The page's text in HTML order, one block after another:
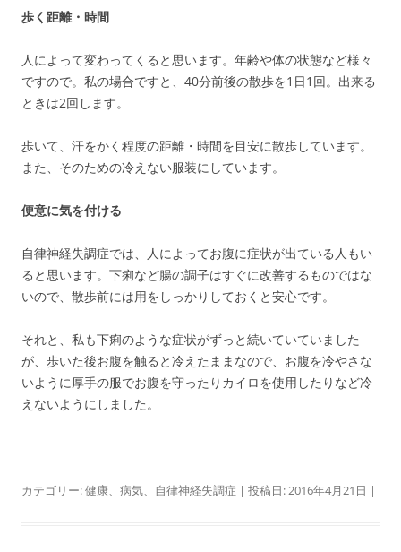
歩く距離・時間
人によって変わってくると思います。年齢や体の状態など様々
ですので。私の場合ですと、40分前後の散歩を1日1回。出来る
ときは2回します。
歩いて、汗をかく程度の距離・時間を目安に散歩しています。
また、そのための冷えない服装にしています。
便意に気を付ける
自律神経失調症では、人によってお腹に症状が出ている人もい
ると思います。下痢など腸の調子はすぐに改善するものではな
いので、散歩前には用をしっかりしておくと安心です。
それと、私も下痢のような症状がずっと続いていていました
が、歩いた後お腹を触ると冷えたままなので、お腹を冷やさな
いように厚手の服でお腹を守ったりカイロを使用したりなど冷
えないようにしました。
カテゴリー:健康、 病気、 自律神経失調症 | 投稿日:2016年4月21日 |